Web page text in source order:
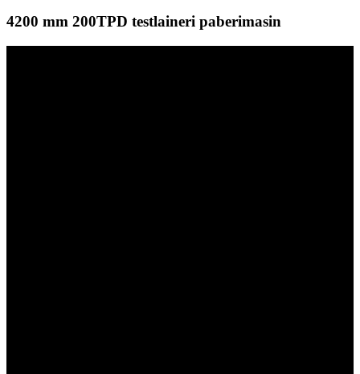
4200 mm 200TPD testlaineri paberimasin